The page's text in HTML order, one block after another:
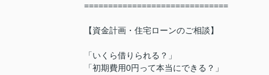
==============================
【資金計画・住宅ローンのご相談】
「いくら借りられる？」
「初期費用0円って本当にできる？」